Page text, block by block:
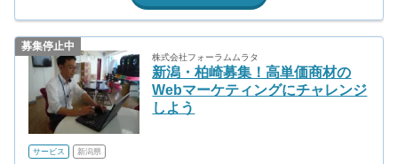
募集停止中
株式会社フォーラムムラタ
新潟・柏崎募集！高単価商材の
Webマーケティングにチャレンジ
しよう
サービス 新潟県